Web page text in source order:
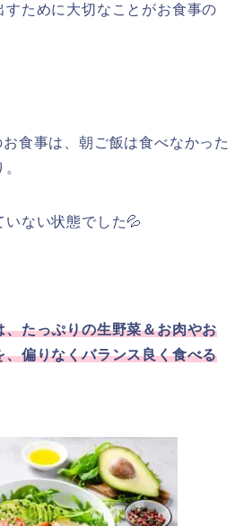
すために大切なことがお食事の
食事は、朝ご飯は食べなかった
ない状態でした💦
、たっぷりの生野菜＆お肉やお
、偏りなくバランス良く食べる